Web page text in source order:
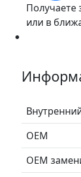
Получаете
или в
ОЕМ
ОЕМ